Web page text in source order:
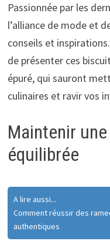
Passionnée par les
l’alliance de mode et
conseils et
de présenter ces
épuré, qui sauront
culinaires et ravir vos
Maintenir
équilibrée
A lire aussi...
Comment réussir des
authentiques